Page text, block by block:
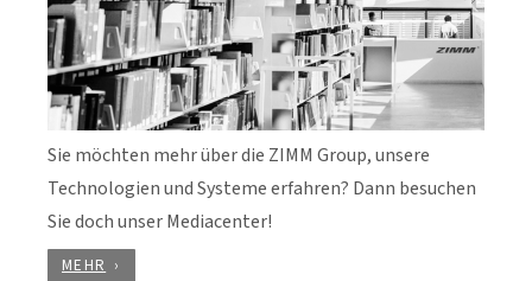
Sie möchten mehr über die ZIMM Group, unsere
Technologien und Systeme erfahren? Dann besuchen
Sie doch unser Mediacenter!
MEHR